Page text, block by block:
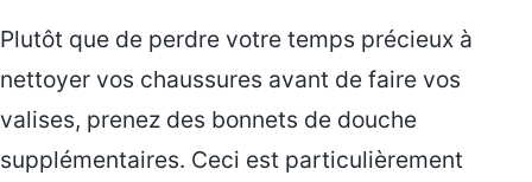
Plutôt que de perdre votre temps précieux à
nettoyer vos chaussures avant de faire vos
valises, prenez des bonnets de douche
supplémentaires. Ceci est particulièrement